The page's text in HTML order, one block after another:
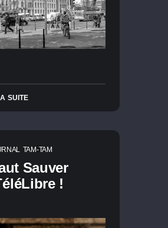
SUITE
TAM-TAM
Sauver
!